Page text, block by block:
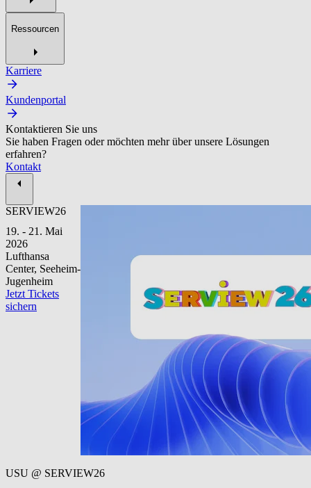
Ressourcen
Karriere
Kundenportal
Kontaktieren Sie uns
Sie haben Fragen oder möchten mehr über unsere Lösungen
erfahren?
Kontakt
SERVIEW26
19. - 21. Mai
2026
Lufthansa
Center, Seeheim-
Jugenheim
Jetzt Tickets
sichern
USU @ SERVIEW26